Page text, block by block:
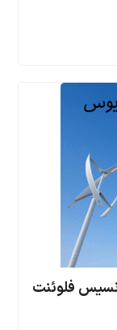
فلوئنت